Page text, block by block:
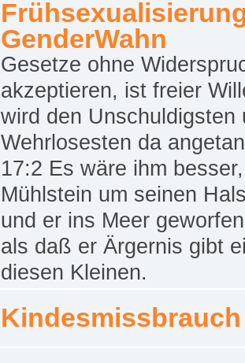
GenderWahn
Gesetze ohne
akzeptieren, ist freier
wird den Unschuldigsten
Wehrlosesten da
17:2 Es wäre ihm
Mühlstein um seinen
und er ins Meer
als daß er Ärgernis gibt
diesen Kleinen.
Kindesmissbrauch